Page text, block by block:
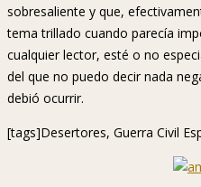
sobresaliente y que,
tema trillado cuando parecía
cualquier lector, esté o no
del que no puedo decir nada
debió ocurrir.
[tags]Desertores, Guerra Civil